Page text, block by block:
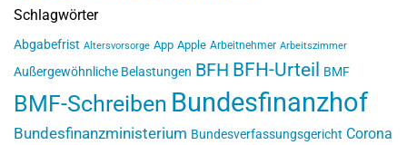
Schlagwörter
Abgabefrist Altersvorsorge App Apple Arbeitnehmer Arbeitszimmer
Außergewöhnliche Belastungen BFH BFH-Urteil BMF
BMF-Schreiben Bundesfinanzhof
Bundesfinanzministerium Bundesverfassungsgericht Corona